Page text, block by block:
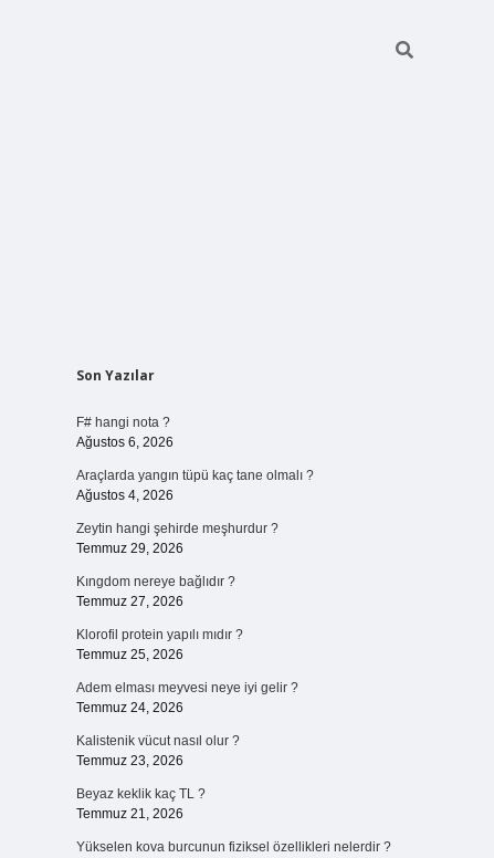
Sidebar
Son Yazılar
F# hangi nota ?
Ağustos 6, 2026
Araçlarda yangın tüpü kaç tane olmalı ?
Ağustos 4, 2026
Zeytin hangi şehirde meşhurdur ?
Temmuz 29, 2026
Kıngdom nereye bağlıdır ?
Temmuz 27, 2026
Klorofil protein yapılı mıdır ?
Temmuz 25, 2026
Adem elması meyvesi neye iyi gelir ?
Temmuz 24, 2026
Kalistenik vücut nasıl olur ?
Temmuz 23, 2026
Beyaz keklik kaç TL ?
Temmuz 21, 2026
Yükselen kova burcunun fiziksel özellikleri nelerdir ?